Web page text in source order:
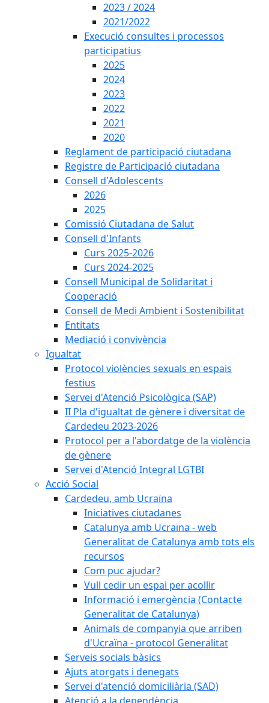
2023 / 2024
2021/2022
Execució consultes i processos
participatius
2025
2024
2023
2022
2021
2020
Reglament de participació ciutadana
Registre de Participació ciutadana
Consell d'Adolescents
2026
2025
Comissió Ciutadana de Salut
Consell d'Infants
Curs 2025-2026
Curs 2024-2025
Consell Municipal de Solidaritat i
Cooperació
Consell de Medi Ambient i Sostenibilitat
Entitats
Mediació i convivència
Igualtat
Protocol violències sexuals en espais
festius
Servei d'Atenció Psicològica (SAP)
II Pla d'igualtat de gènere i diversitat de
Cardedeu 2023-2026
Protocol per a l'abordatge de la violència
de gènere
Servei d'Atenció Integral LGTBI
Acció Social
Cardedeu, amb Ucraïna
Iniciatives ciutadanes
Catalunya amb Ucraïna - web
Generalitat de Catalunya amb tots els
recursos
Com puc ajudar?
Vull cedir un espai per acollir
Informació i emergència (Contacte
Generalitat de Catalunya)
Animals de companyia que arriben
d'Ucraïna - protocol Generalitat
Serveis socials bàsics
Ajuts atorgats i denegats
Servei d'atenció domiciliària (SAD)